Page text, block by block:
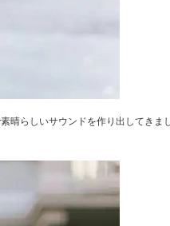
晴らしいサウンドを作り出してきま